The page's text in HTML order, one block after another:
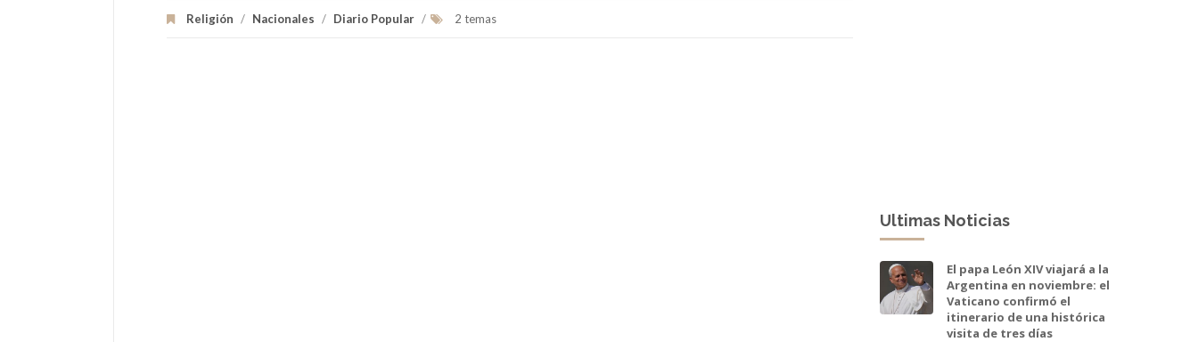
Religión / Nacionales / Diario Popular / 2 temas
Ultimas Noticias
El papa León XIV viajará a la
Argentina en noviembre: el
Vaticano confirmó el
itinerario de una histórica
visita de tres días